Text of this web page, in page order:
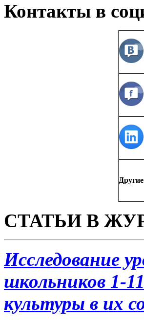
Контакты в
СТАТЬИ В
Исследование
школьников 1-
культуры в их